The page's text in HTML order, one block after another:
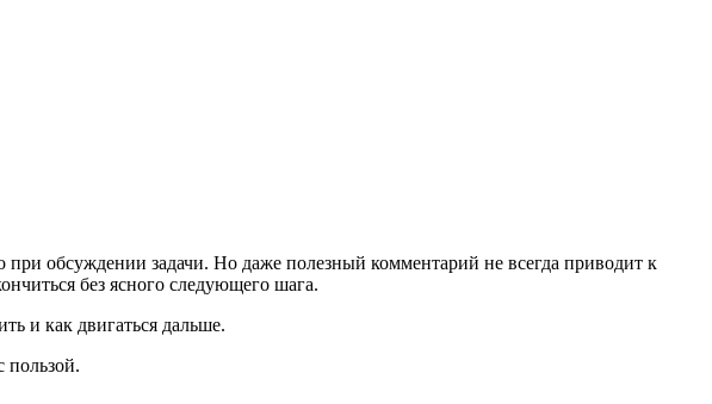
при обсуждении задачи. Но даже полезный комментарий не всегда приводит к
без ясного следующего шага.
и как двигаться дальше.
пользой.